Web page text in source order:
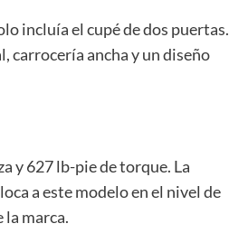
incluía el cupé de dos puertas.
carrocería ancha y un diseño
y 627 lb-pie de torque. La
a este modelo en el nivel de
marca.